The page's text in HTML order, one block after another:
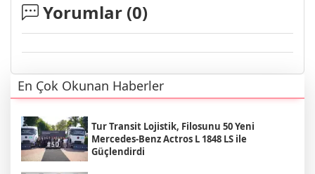
Yorumlar (0)
En Çok Okunan Haberler
Tur Transit Lojistik, Filosunu 50 Yeni
Mercedes-Benz Actros L 1848 LS ile
Güçlendirdi